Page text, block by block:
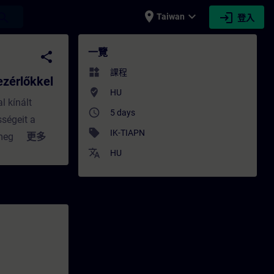
place Taiwan expand_more login 登入
- 培訓 - 培訓 - 專業發展 | SITRAIN
share
kínált
a
hogyan
更多
一覽
widgets 課程
where_to_vote HU
access_time 5 days
sell IK-TIAPN
translate HU